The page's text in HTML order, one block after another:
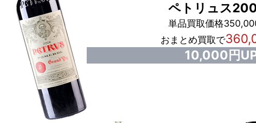
ペトリュス
単品買取価格
おまとめ買取で
10,000円